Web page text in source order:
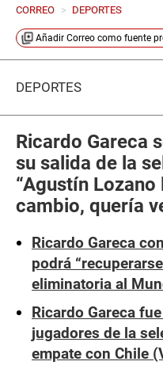
CORREO > DEPORTES
Añadir Correo como fuente
DEPORTES
Ricardo Gareca
su salida de la
“Agustín
cambio, quería
Ricardo Gareca
podrá
eliminatoria al
Ricardo Gareca
jugadores de la
empate con Chile